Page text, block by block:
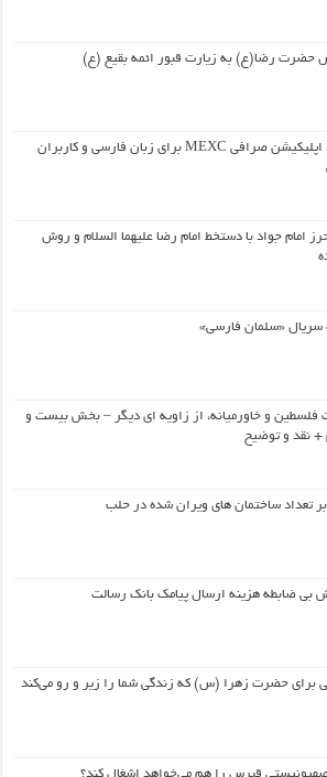
حضرت رضا(ع) به زیارت قبور ائمه بقیع (ع)
دانلود اپلیکیشن صرافی MEXC برای زبان فارسی و کاربران
امام جواد با دستخط امام رضا علیهما السلام و روش
سریال «سلمان فارسی»
فلسطین و خاورمیانه، از زاویه ای دیگر – بخش بیست و
نقد و توضیح
تعداد ساختمان های ویران شده در حلب
بی ضابطه هزینه ارسال پیامک بانک رسالت
برای حضرت زهرا (س) که زندگی شما را زیر و رو می‌کند
قبرس را هم می‌خواهد اشغال کند؟